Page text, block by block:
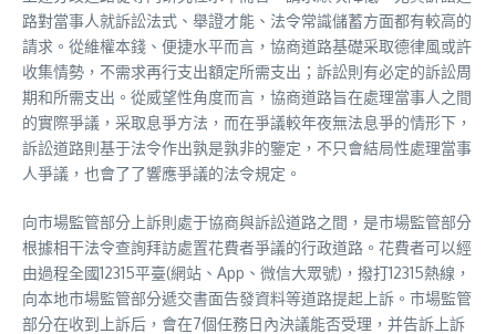
路對當事人就訴訟法式、舉證才能、法令常識儲蓄方面都有較高的
請求。從維權本錢、便捷水平而言，協商道路基礎采取德律風或許
收集情勢，不需求再行支出額定所需支出；訴訟則有必定的訴訟周
期和所需支出。從威望性角度而言，協商道路旨在處理當事人之間
的實際爭議，采取息爭方法，而在爭議較年夜無法息爭的情形下，
訴訟道路則基于法令作出孰是孰非的鑒定，不只會結局性處理當事
人爭議，也會了了響應爭議的法令規定。
向市場監管部分上訴則處于協商與訴訟道路之間，是市場監管部分
根據相干法令查詢拜訪處置花費者爭議的行政道路。花費者可以經
由過程全國12315平臺(網站、App、微信大眾號)，撥打12315熱線，
向本地市場監管部分遞交書面告發資料等道路提起上訴。市場監管
部分在收到上訴后，會在7個任務日內決議能否受理，并告訴上訴